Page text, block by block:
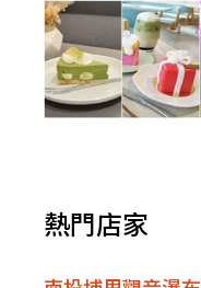
熱門店家